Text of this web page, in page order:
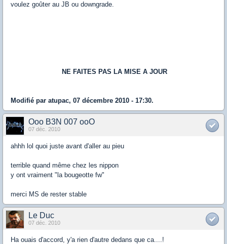
voulez goûter au JB ou downgrade.
NE FAITES PAS LA MISE A JOUR
Modifié par atupac, 07 décembre 2010 - 17:30.
Ooo B3N 007 ooO
07 déc. 2010
ahhh lol quoi juste avant d'aller au pieu
terrible quand même chez les nippon
y ont vraiment "la bougeotte fw"
merci MS de rester stable
Le Duc
07 déc. 2010
Ha ouais d'accord, y'a rien d'autre dedans que ca....!